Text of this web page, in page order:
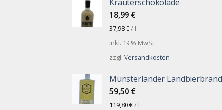
Kräuterschokolade
18,99 €
37,98€/ l
inkl. 19 % MwSt.
zzgl. Versandkosten
Münsterländer Landbierbrand
59,50 €
119,80€/ l